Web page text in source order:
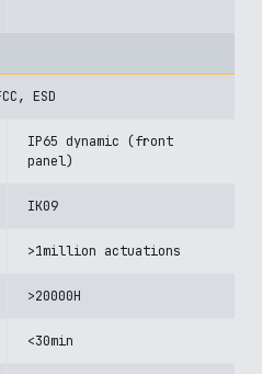
ESD
IP65 dynamic (front
panel)
IK09
>1million actuations
>20000H
<30min